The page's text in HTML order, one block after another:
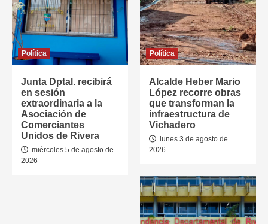
Política
Junta Dptal. recibirá
en sesión
extraordinaria a la
Asociación de
Comerciantes
Unidos de Rivera
miércoles 5 de agosto de
2026
Política
Alcalde Heber Mario
López recorre obras
que transforman la
infraestructura de
Vichadero
lunes 3 de agosto de
2026